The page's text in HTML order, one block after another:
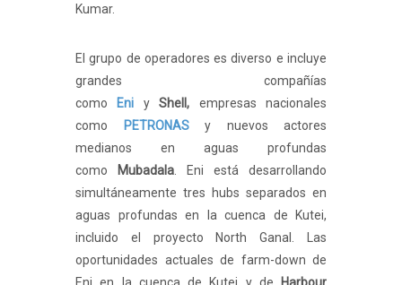
Kumar.
El grupo de operadores es diverso e incluye
grandes compañías
como
Eni y Shell,
empresas nacionales
como
PETRONAS
y nuevos actores
medianos en aguas profundas
como
Mubadala . Eni está desarrollando
simultáneamente tres hubs separados en
aguas profundas en la cuenca de Kutei,
incluido el proyecto North Ganal. Las
oportunidades actuales de farm-down de
Eni en la cuenca de Kutei y de
Harbour